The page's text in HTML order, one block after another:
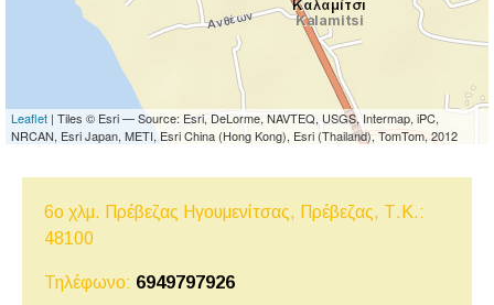
Leaflet | Tiles © Esri — Source: Esri, DeLorme, NAVTEQ, USGS, Intermap, iPC,
NRCAN, Esri Japan, METI, Esri China (Hong Kong), Esri (Thailand), TomTom, 2012
6ο χλμ. Πρέβεζας Ηγουμενίτσας, Πρέβεζας, Τ.Κ.:
48100
Τηλέφωνο: 6949797926